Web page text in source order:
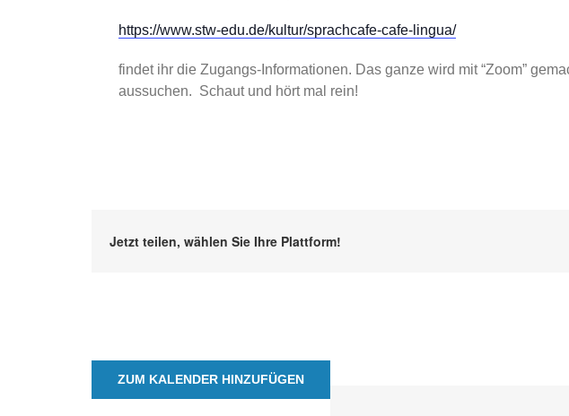
https://www.stw-edu.de/kultur/sprachcafe-cafe-lingua/
findet ihr die Zugangs-Informationen. Das ganze wird mit “Zoom”
aussuchen. Schaut und hört mal rein!
Jetzt teilen, wählen Sie Ihre Plattform!
ZUM KALENDER HINZUFÜGEN